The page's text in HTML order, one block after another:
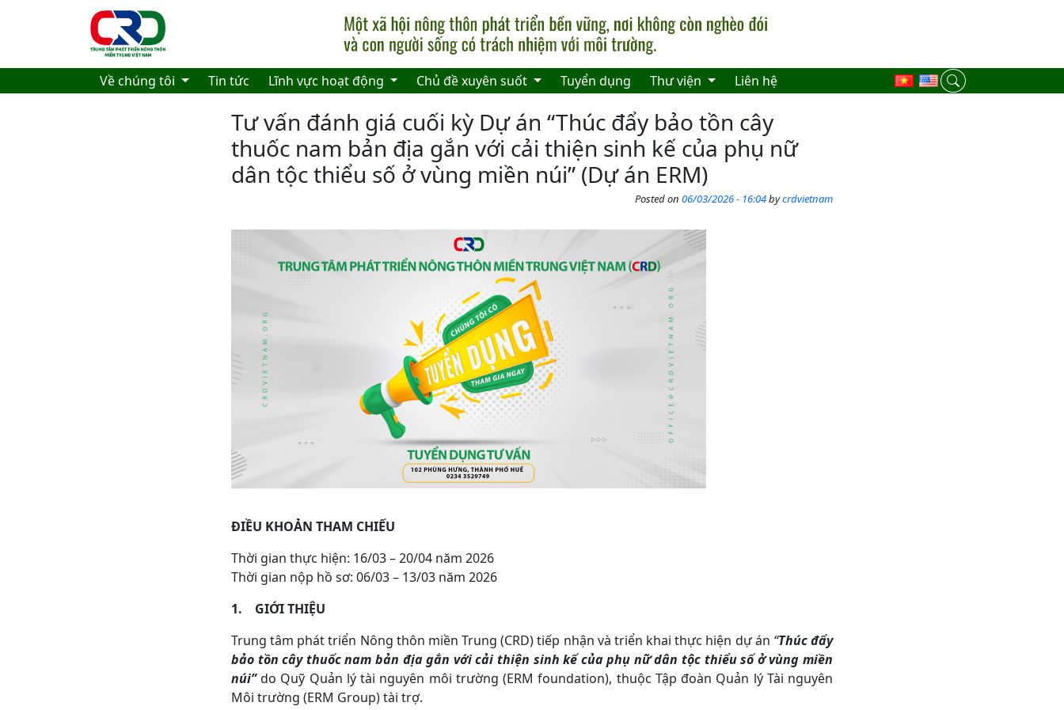
Skip to main content
Về chúng tôi Tin tức Lĩnh vực hoạt động Chủ đề xuyên suốt Tuyển dụng Thư viện Liên hệ
Tư vấn đánh giá cuối kỳ Dự án “Thúc đẩy bảo tồn cây
thuốc nam bản địa gắn với cải thiện sinh kế của phụ nữ
dân tộc thiểu số ở vùng miền núi” (Dự án ERM)
Posted on 06/03/2026 - 16:04bycrdvietnam
ĐIỀU KHOẢN THAM CHIẾU
Thời gian thực hiện: 16/03 – 20/04 năm 2026
Thời gian nộp hồ sơ: 06/03 – 13/03 năm 2026
1. GIỚI THIỆU
Trung tâm phát triển Nông thôn miền Trung (CRD) tiếp nhận và triển khai thực hiện dự án “Thúc đẩy
bảo tồn cây thuốc nam bản địa gắn với cải thiện sinh kế của phụ nữ dân tộc thiểu số ở vùng miền
núi”do Quỹ Quản lý tài nguyên môi trường (ERM foundation), thuộc Tập đoàn Quản lý Tài nguyên
Môi trường (ERM Group) tài trợ.